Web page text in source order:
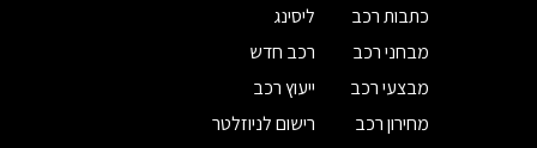
כתבות רכב
מבחני רכב
מבצעי רכב
מחירון רכב
ליסינג
רכב חדש
ייעוץ רכב
רישום לניוזלטר